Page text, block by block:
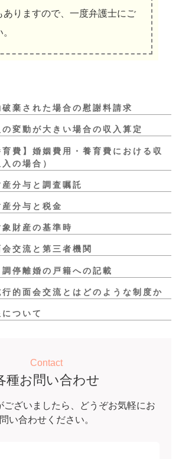
ありますので、一度弁護士にご
破棄された場合の慰謝料請求
の変動が大きい場合の収入算定
育費】婚姻費用・養育費における収
の場合）
産分与と調査嘱託
産分与と税金
象財産の基準時
会交流と第三者機関
調停離婚の戸籍への記載
行的面会交流とはどのような制度か
ついて
Contact
種お問い合わせ
ございましたら、どうぞお気軽にお
問い合わせください。